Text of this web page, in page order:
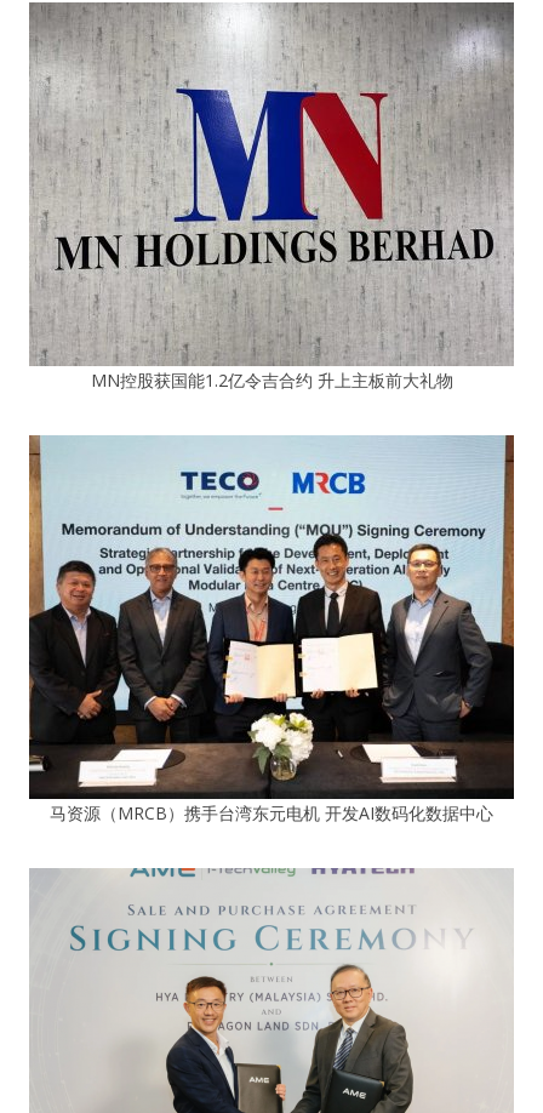
MN控股获国能1.2亿令吉合约 升上主板前大礼物
马资源（MRCB）携手台湾东元电机 开发AI数码化数据中心